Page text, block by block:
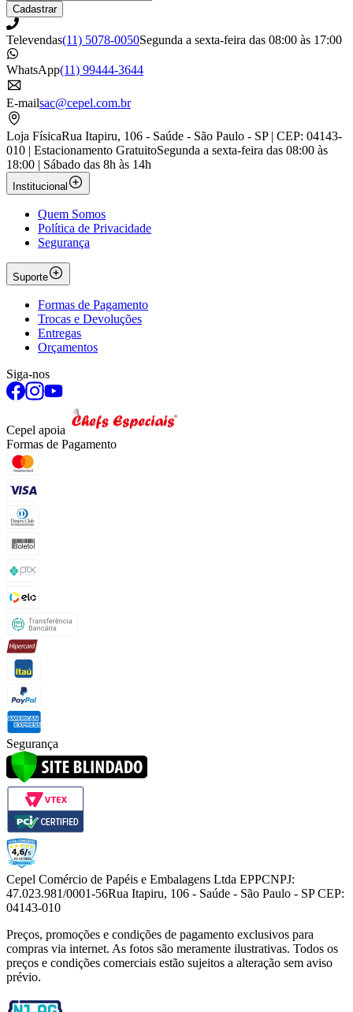
Cadastrar
Televendas(11) 5078-0050Segunda a sexta-feira das 08:00 às 17:00
WhatsApp(11) 99444-3644
E-mailsac@cepel.com.br
Loja FísicaRua Itapiru, 106 - Saúde - São Paulo - SP | CEP: 04143-
010 | Estacionamento GratuitoSegunda a sexta-feira das 08:00 às
18:00 | Sábado das 8h às 14h
Institucional
Quem Somos
Política de Privacidade
Segurança
Suporte
Formas de Pagamento
Trocas e Devoluções
Entregas
Orçamentos
Siga-nos
Cepel apoia
Formas de Pagamento
Segurança
Cepel Comércio de Papéis e Embalagens Ltda EPPCNPJ:
47.023.981/0001-56Rua Itapiru, 106 - Saúde - São Paulo - SP CEP:
04143-010
Preços, promoções e condições de pagamento exclusivos para
compras via internet. As fotos são meramente ilustrativas. Todos os
preços e condições comerciais estão sujeitos a alteração sem aviso
prévio.